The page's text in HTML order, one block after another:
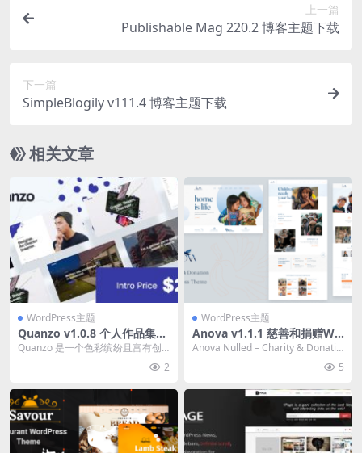
上一篇
Publishable Mag 220.2 博客主题下载
下一篇
SimpleBlogily v111.4 博客主题下载
相关文章
WordPress主题
Quanzo v1.0.8 个人作品集
WordPress 主题下载
Quanzo 是一个色彩缤纷且富有创
2
WordPress主题
Anova v1.1.1 慈善和捐赠Wo
rdPress主题下载
Anova Nulled – Charity & Donatio
5